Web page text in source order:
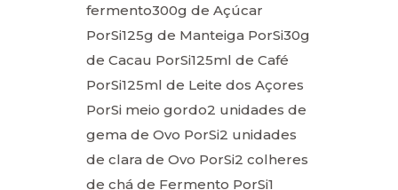
fermento300g de Açúcar
PorSi125g de Manteiga PorSi30g
de Cacau PorSi125ml de Café
PorSi125ml de Leite dos Açores
PorSi meio gordo2 unidades de
gema de Ovo PorSi2 unidades
de clara de Ovo PorSi2 colheres
de chá de Fermento PorSi1